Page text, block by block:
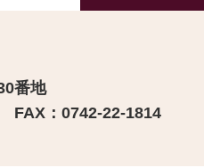
番地
FAX：0742-22-1814